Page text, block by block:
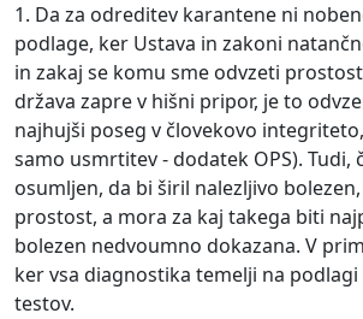
1. Da za odreditev karantene ni
podlage, ker Ustava in zakoni
in zakaj se komu sme odvzeti
država zapre v hišni pripor, je to
najhujši poseg v človekovo
samo usmrtitev - dodatek OPS). Tudi,
osumljen, da bi širil nalezljivo
prostost, a mora za kaj takega biti
bolezen nedvoumno dokazana. V
ker vsa diagnostika temelji na podlagi
testov.